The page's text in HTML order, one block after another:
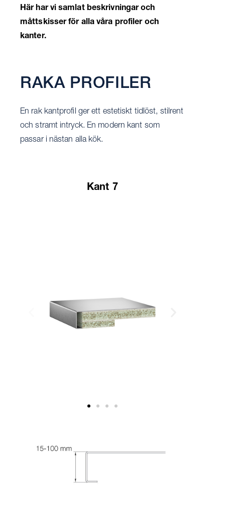
Här har vi samlat beskrivningar och
måttskisser för alla våra profiler och
kanter.
RAKA PROFILER
En rak kantprofil ger ett estetiskt tidlöst, stilrent
och stramt intryck. En modern kant som
passar i nästan alla kök.
Kant 7